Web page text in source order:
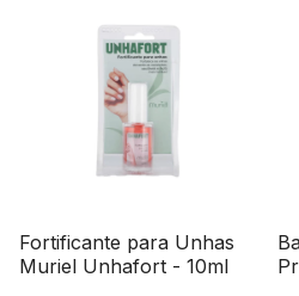
Fortificante para Unhas
Muriel Unhafort - 10ml